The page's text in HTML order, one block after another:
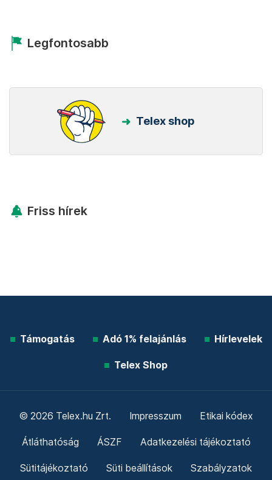
Legfontosabb
Telex shop
Friss hírek
Támogatás Adó 1% felajánlás Hírlevelek
Telex Shop
© 2026 Telex.hu Zrt. Impresszum Etikai kódex
Átláthatóság ÁSZF Adatkezelési tájékoztató
Sütitájékoztató Süti beállítások Szabályzatok